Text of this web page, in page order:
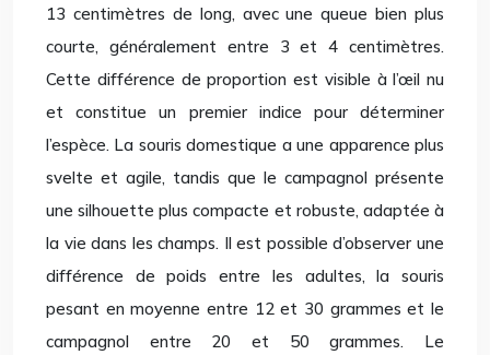
13 centimètres de long, avec une queue bien plus
courte, généralement entre 3 et 4 centimètres.
Cette différence de proportion est visible à l’œil nu
et constitue un premier indice pour déterminer
l’espèce. La souris domestique a une apparence plus
svelte et agile, tandis que le campagnol présente
une silhouette plus compacte et robuste, adaptée à
la vie dans les champs. Il est possible d’observer une
différence de poids entre les adultes, la souris
pesant en moyenne entre 12 et 30 grammes et le
campagnol entre 20 et 50 grammes. Le